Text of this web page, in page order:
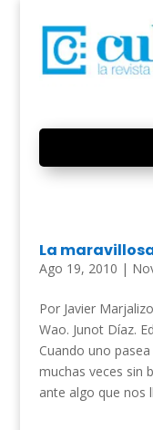
La
Ago 19, 2010 |
Por Javier
Wao. Junot Díaz.
Cuando uno
muchas veces sin
ante algo que nos